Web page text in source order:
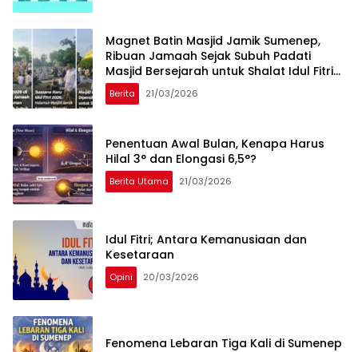
Magnet Batin Masjid Jamik Sumenep,
Ribuan Jamaah Sejak Subuh Padati
Masjid Bersejarah untuk Shalat Idul Fitri
2026
Berita 21/03/2026
Penentuan Awal Bulan, Kenapa Harus
Hilal 3° dan Elongasi 6,5°?
Berita Utama 21/03/2026
Idul Fitri; Antara Kemanusiaan dan
Kesetaraan
Opini 20/03/2026
Fenomena Lebaran Tiga Kali di Sumenep